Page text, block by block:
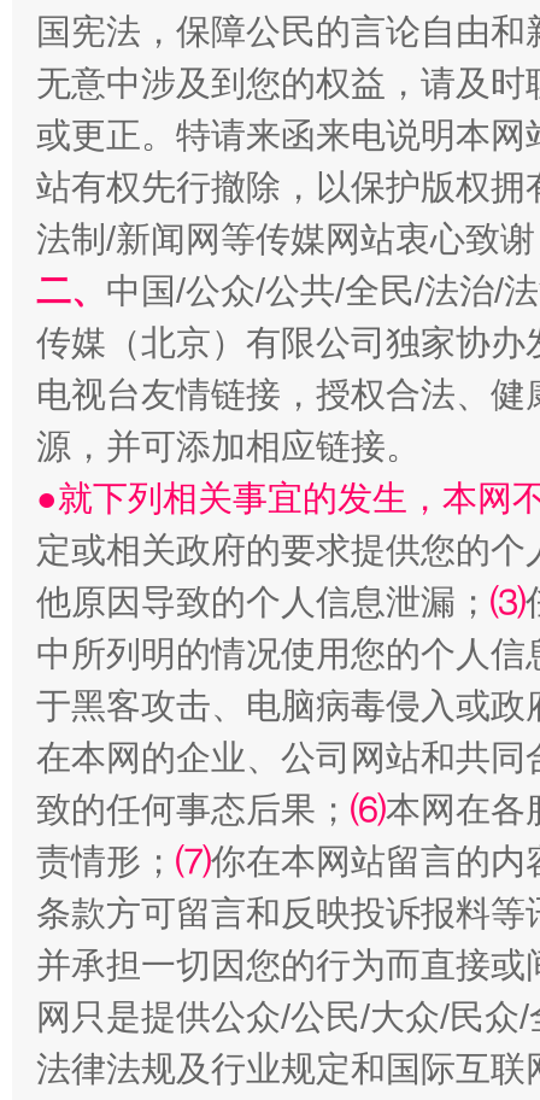
揭开“小金库”的免责幌子
受贿1.44亿！段成刚被判无期 从幼
全民健身五年计划来了！等你上场
阿坝州三大球赛在茂县开幕 规模
国宪法，保障公民的言论自由
无意中涉及到您的权益，请及
或更正。特请来函来电说明本
站有权先行撤除，以保护版权
法制/新闻网等传媒网站衷心致
二、 中国/公众/公共/全民/法治/
传媒（北京）有限公司独家协
电视台友情链接，授权合法、
源，并可添加相应链接。
●就下列相关事宜的发生，本网
定或相关政府的要求提供您的个
他原因导致的个人信息泄漏； ⑶
中所列明的情况使用您的个人
于黑客攻击、电脑病毒侵入或
在本网的企业、公司网站和共
致的任何事态后果； ⑹本网在各
责情形； ⑺你在本网站留言的内
条款方可留言和反映投诉报料
并承担一切因您的行为而直接
网只是提供公众/公民/大众/民
法律法规及行业规定和国际互